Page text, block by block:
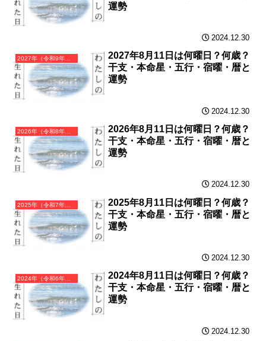
運勢
2024.12.30
2027年（令和9年）丁未（ひのとひつじ）・未年（ひつじ年）カレンダー（月曜はじまり）
2027年8月11日は何曜日？何歳？
干支・本命星・五行・宿曜・暦と
運勢
2024.12.30
2026年（令和8年）丙午（ひのえうま）・午年（うま年）カレンダー（月曜はじまり）
2026年8月11日は何曜日？何歳？
干支・本命星・五行・宿曜・暦と
運勢
2024.12.30
2025年（令和7年）乙巳（きのとみ）・巳年（へび年）カレンダー（月曜はじまり）
2025年8月11日は何曜日？何歳？
干支・本命星・五行・宿曜・暦と
運勢
2024.12.30
2024年（令和6年）甲辰（きのえたつ）・辰年（たつ年）カレンダー（月曜はじまり）
2024年8月11日は何曜日？何歳？
干支・本命星・五行・宿曜・暦と
運勢
2024.12.30